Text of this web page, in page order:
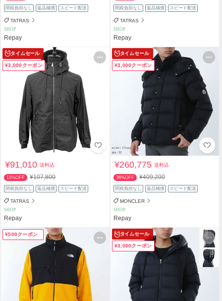
関税負担なし 返品補償 スピード配送
TATRAS
SHOP
Repay
関税負担なし 返品補償 スピード配送
TATRAS
SHOP
Repay
タイムセール
¥3,000クーポン
¥91,010送料込
15%OFF ¥107,800
関税負担なし 返品補償 スピード配送
TATRAS
SHOP
Repay
タイムセール
¥3,000クーポン
¥260,775送料込
36%OFF ¥409,200
関税負担なし 返品補償 スピード配送
MONCLER
SHOP
Repay
¥500クーポン タイムセール
¥3,000クーポン